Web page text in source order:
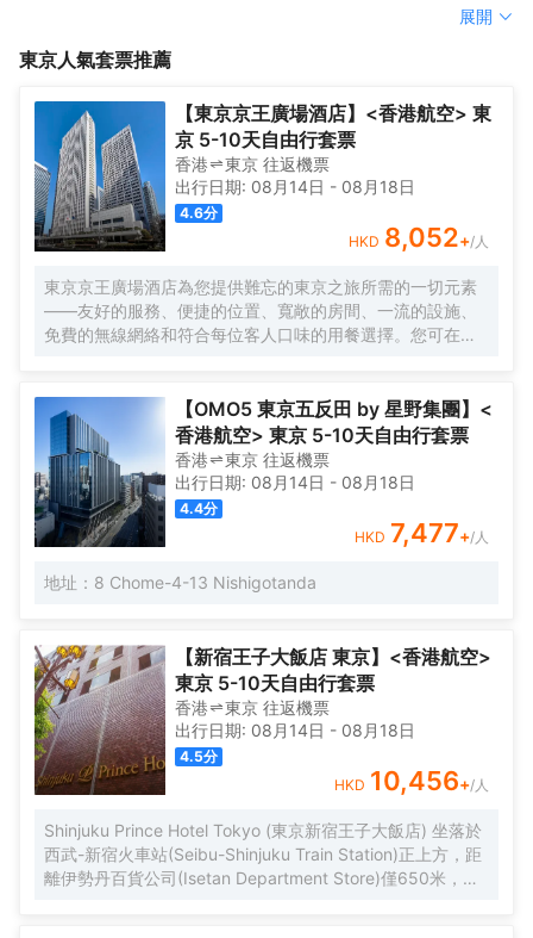
公寓靠近東京兩大花園,如秋季美麗的樹葉和春季櫻花園。 這是20
Ikebukuro火車! 最多6位客人可用!新裝修的干凈的床單和毛巾!提供
展開
東京人氣套票推薦
【東京京王廣場酒店】<香港航空> 東
京 5-10天自由行套票
香港 東京 往返機票
出行日期: 08月14日 - 08月18日
4.6分
HKD 8,052+/人
東京京王廣場酒店為您提供難忘的東京之旅所需的一切元素
——友好的服務、便捷的位置、寬敞的房間、一流的設施、
免費的無線網絡和符合每位客人口味的用餐選擇。您可在空
【OMO5 東京五反田 by 星野集團】<
香港航空> 東京 5-10天自由行套票
香港 東京 往返機票
出行日期: 08月14日 - 08月18日
4.4分
HKD 7,477+/人
地址：8 Chome-4-13 Nishigotanda
【新宿王子大飯店 東京】<香港航空>
東京 5-10天自由行套票
香港 東京 往返機票
出行日期: 08月14日 - 08月18日
4.5分
HKD 10,456+/人
Shinjuku Prince Hotel Tokyo (東京新宿王子大飯店) 坐落於
西武-新宿火車站(Seibu-Shinjuku Train Station)正上方，距
離伊勢丹百貨公司(Isetan Department Store)僅650米，距